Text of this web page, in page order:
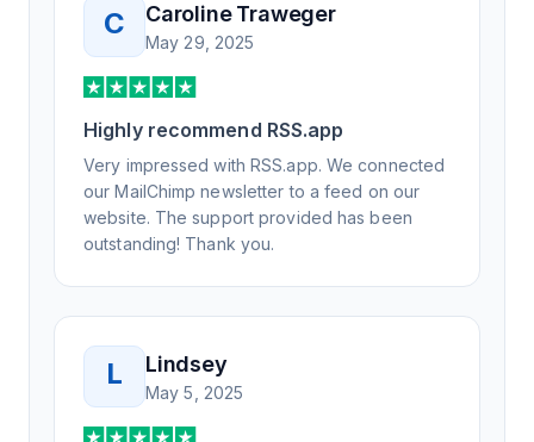
understand the issue. It has been a few
weeks, but after many revisions and direct
support, all of my release notes are in a way
that my users understand and find value in.
Honestly, it has been an exceptional
experience, and I will be pushing everyone I
know to RSS.app for their RSS needs.
C Caroline Traweger
May 29, 2025
Highly recommend RSS.app
Very impressed with RSS.app. We connected
our MailChimp newsletter to a feed on our
website. The support provided has been
outstanding! Thank you.
L Lindsey
May 5, 2025